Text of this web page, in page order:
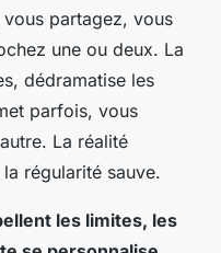
partagez, vous
une ou deux. La
dédramatise les
parfois, vous
La réalité
régularité sauve.
les limites, les